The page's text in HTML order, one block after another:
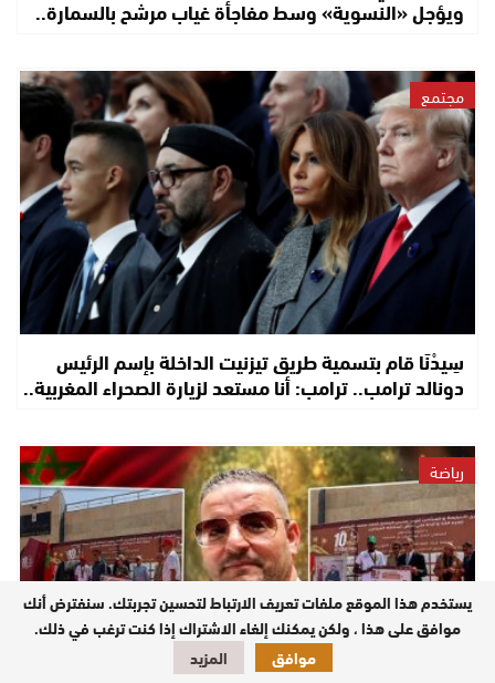
ويؤجل «النسوية» وسط مفاجأة غياب مرشح بالسمارة..
مجتمع
سِيدْنَا قام بتسمية طريق تيزنيت الداخلة بإسم الرئيس
دونالد ترامب.. ترامب: أنا مستعد لزيارة الصحراء المغربية..
رياضة
يستخدم هذا الموقع ملفات تعريف الارتباط لتحسين تجربتك. سنفترض أنك
موافق على هذا ، ولكن يمكنك إلغاء الاشتراك إذا كنت ترغب في ذلك.
موافق
المزيد